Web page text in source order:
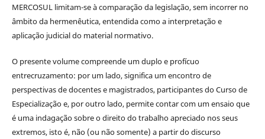
MERCOSUL limitam-se à comparação da legislação, sem incorrer no
âmbito da hermenêutica, entendida como a interpretação e
aplicação judicial do material normativo.
O presente volume compreende um duplo e profícuo
entrecruzamento: por um lado, significa um encontro de
perspectivas de docentes e magistrados, participantes do Curso de
Especialização e, por outro lado, permite contar com um ensaio que
é uma indagação sobre o direito do trabalho apreciado nos seus
extremos, isto é, não (ou não somente) a partir do discurso